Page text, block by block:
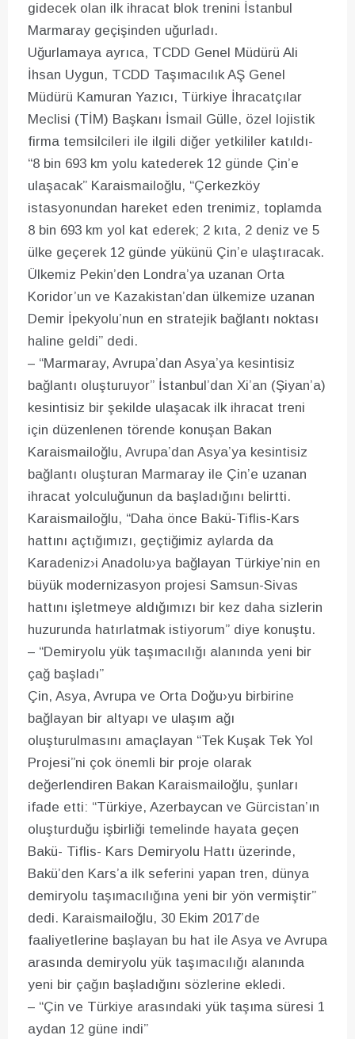
gidecek olan ilk ihracat blok trenini İstanbul
Marmaray geçişinden uğurladı.
Uğurlamaya ayrıca, TCDD Genel Müdürü Ali
İhsan Uygun, TCDD Taşımacılık AŞ Genel
Müdürü Kamuran Yazıcı, Türkiye İhracatçılar
Meclisi (TİM) Başkanı İsmail Gülle, özel lojistik
firma temsilcileri ile ilgili diğer yetkililer katıldı-
“8 bin 693 km yolu katederek 12 günde Çin’e
ulaşacak” Karaismailoğlu, “Çerkezköy
istasyonundan hareket eden trenimiz, toplamda
8 bin 693 km yol kat ederek; 2 kıta, 2 deniz ve 5
ülke geçerek 12 günde yükünü Çin’e ulaştıracak.
Ülkemiz Pekin’den Londra’ya uzanan Orta
Koridor’un ve Kazakistan’dan ülkemize uzanan
Demir İpekyolu’nun en stratejik bağlantı noktası
haline geldi” dedi.
– “Marmaray, Avrupa’dan Asya’ya kesintisiz
bağlantı oluşturuyor” İstanbul’dan Xi’an (Şiyan’a)
kesintisiz bir şekilde ulaşacak ilk ihracat treni
için düzenlenen törende konuşan Bakan
Karaismailoğlu, Avrupa’dan Asya’ya kesintisiz
bağlantı oluşturan Marmaray ile Çin’e uzanan
ihracat yolculuğunun da başladığını belirtti.
Karaismailoğlu, “Daha önce Bakü-Tiflis-Kars
hattını açtığımızı, geçtiğimiz aylarda da
Karadeniz›i Anadolu›ya bağlayan Türkiye’nin en
büyük modernizasyon projesi Samsun-Sivas
hattını işletmeye aldığımızı bir kez daha sizlerin
huzurunda hatırlatmak istiyorum” diye konuştu.
– “Demiryolu yük taşımacılığı alanında yeni bir
çağ başladı”
Çin, Asya, Avrupa ve Orta Doğu›yu birbirine
bağlayan bir altyapı ve ulaşım ağı
oluşturulmasını amaçlayan “Tek Kuşak Tek Yol
Projesi”ni çok önemli bir proje olarak
değerlendiren Bakan Karaismailoğlu, şunları
ifade etti: “Türkiye, Azerbaycan ve Gürcistan’ın
oluşturduğu işbirliği temelinde hayata geçen
Bakü- Tiflis- Kars Demiryolu Hattı üzerinde,
Bakü’den Kars’a ilk seferini yapan tren, dünya
demiryolu taşımacılığına yeni bir yön vermiştir”
dedi. Karaismailoğlu, 30 Ekim 2017’de
faaliyetlerine başlayan bu hat ile Asya ve Avrupa
arasında demiryolu yük taşımacılığı alanında
yeni bir çağın başladığını sözlerine ekledi.
– “Çin ve Türkiye arasındaki yük taşıma süresi 1
aydan 12 güne indi”